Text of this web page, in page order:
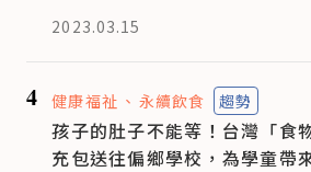
2023.03.15
4 健康福祉 永續飲食 趨勢
孩子的肚子不能等！台灣「食
充包送往偏鄉學校，為學童帶